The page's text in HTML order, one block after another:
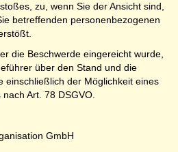
zu, wenn Sie der Ansicht sind,
betreffenden personenbezogenen
die Beschwerde eingereicht wurde,
über den Stand und die
einschließlich der Möglichkeit eines
Art. 78 DSGVO.
GmbH